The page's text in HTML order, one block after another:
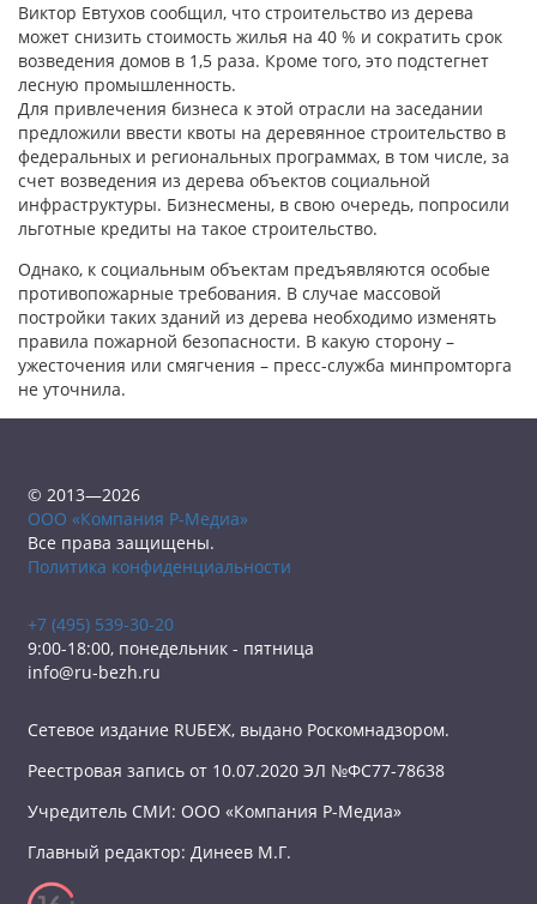
Виктор Евтухов сообщил, что строительство из дерева
может снизить стоимость жилья на 40 % и сократить срок
возведения домов в 1,5 раза. Кроме того, это подстегнет
лесную промышленность.
Для привлечения бизнеса к этой отрасли на заседании
предложили ввести квоты на деревянное строительство в
федеральных и региональных программах, в том числе, за
счет возведения из дерева объектов социальной
инфраструктуры. Бизнесмены, в свою очередь, попросили
льготные кредиты на такое строительство.
Однако, к социальным объектам предъявляются особые
противопожарные требования. В случае массовой
постройки таких зданий из дерева необходимо изменять
правила пожарной безопасности. В какую сторону –
ужесточения или смягчения – пресс-служба минпромторга
не уточнила.
© 2013—2026
ООО «Компания Р-Медиа»
Все права защищены.
Политика конфиденциальности
+7 (495) 539-30-20
9:00-18:00, понедельник - пятница
info@ru-bezh.ru
Сетевое издание RUБЕЖ, выдано Роскомнадзором.
Реестровая запись от 10.07.2020 ЭЛ №ФС77-78638
Учредитель СМИ: ООО «Компания Р-Медиа»
Главный редактор: Динеев М.Г.